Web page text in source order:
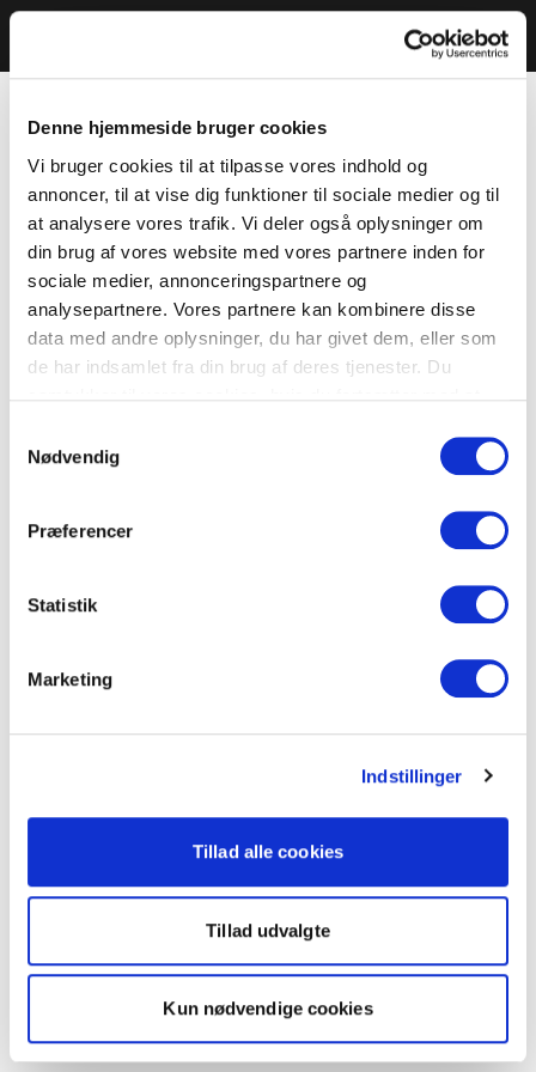
Denne hjemmeside bruger cookies
Vi bruger cookies til at tilpasse vores indhold og
annoncer, til at vise dig funktioner til sociale medier og til
at analysere vores trafik. Vi deler også oplysninger om
din brug af vores website med vores partnere inden for
sociale medier, annonceringspartnere og
analysepartnere. Vores partnere kan kombinere disse
data med andre oplysninger, du har givet dem, eller som
de har indsamlet fra din brug af deres tjenester. Du
Nødvendig
Præferencer
Statistik
Marketing
Indstillinger
Tillad alle cookies
Tillad udvalgte
Kun nødvendige cookies